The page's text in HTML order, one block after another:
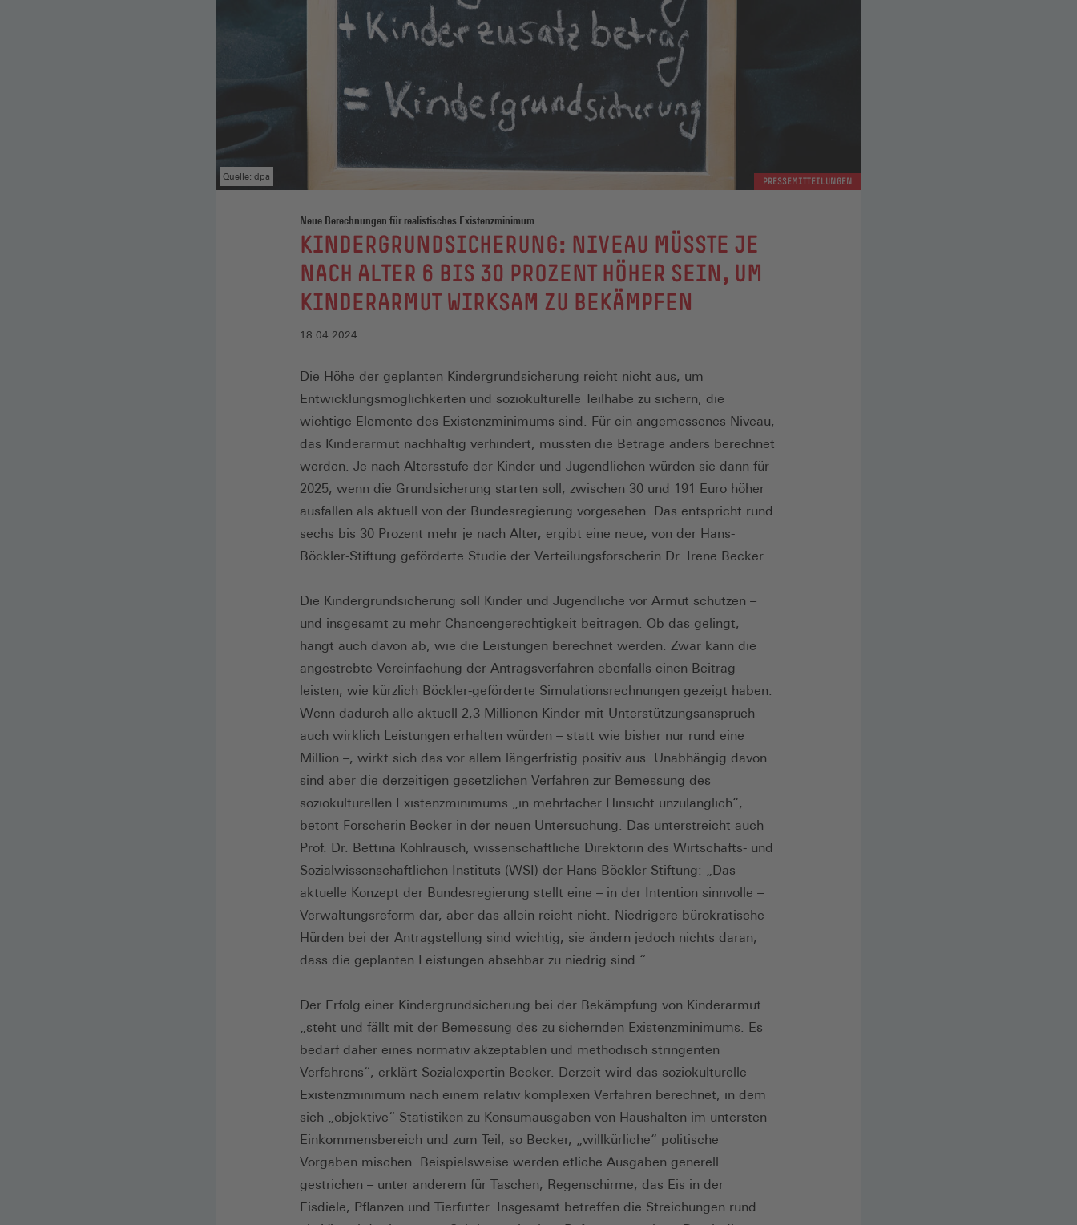
Quelle: dpa PRESSEMITTEILUNGEN
Neue Berechnungen für realistisches Existenzminimum
:
KINDERGRUNDSICHERUNG: NIVEAU MÜSSTE JE
NACH ALTER 6 BIS 30 PROZENT HÖHER SEIN, UM
KINDERARMUT WIRKSAM ZU BEKÄMPFEN
18.04.2024
Die Höhe der geplanten Kindergrundsicherung reicht nicht aus, um
Entwicklungsmöglichkeiten und soziokulturelle Teilhabe zu sichern, die
wichtige Elemente des Existenzminimums sind. Für ein angemessenes Niveau,
das Kinderarmut nachhaltig verhindert, müssten die Beträge anders berechnet
werden. Je nach Altersstufe der Kinder und Jugendlichen würden sie dann für
2025, wenn die Grundsicherung starten soll, zwischen 30 und 191 Euro höher
ausfallen als aktuell von der Bundesregierung vorgesehen. Das entspricht rund
sechs bis 30 Prozent mehr je nach Alter, ergibt eine neue, von der Hans-
Böckler-Stiftung geförderte Studie der Verteilungsforscherin Dr. Irene Becker.
Die Kindergrundsicherung soll Kinder und Jugendliche vor Armut schützen –
und insgesamt zu mehr Chancengerechtigkeit beitragen. Ob das gelingt,
hängt auch davon ab, wie die Leistungen berechnet werden. Zwar kann die
angestrebte Vereinfachung der Antragsverfahren ebenfalls einen Beitrag
leisten, wie kürzlich Böckler-geförderte Simulationsrechnungen gezeigt haben:
Wenn dadurch alle aktuell 2,3 Millionen Kinder mit Unterstützungsanspruch
auch wirklich Leistungen erhalten würden – statt wie bisher nur rund eine
Million –, wirkt sich das vor allem längerfristig positiv aus. Unabhängig davon
sind aber die derzeitigen gesetzlichen Verfahren zur Bemessung des
soziokulturellen Existenzminimums „in mehrfacher Hinsicht unzulänglich“,
betont Forscherin Becker in der neuen Untersuchung. Das unterstreicht auch
Prof. Dr. Bettina Kohlrausch, wissenschaftliche Direktorin des Wirtschafts- und
Sozialwissenschaftlichen Instituts (WSI) der Hans-Böckler-Stiftung: „Das
aktuelle Konzept der Bundesregierung stellt eine – in der Intention sinnvolle –
Verwaltungsreform dar, aber das allein reicht nicht. Niedrigere bürokratische
Hürden bei der Antragstellung sind wichtig, sie ändern jedoch nichts daran,
dass die geplanten Leistungen absehbar zu niedrig sind.“
Der Erfolg einer Kindergrundsicherung bei der Bekämpfung von Kinderarmut
„steht und fällt mit der Bemessung des zu sichernden Existenzminimums. Es
bedarf daher eines normativ akzeptablen und methodisch stringenten
Verfahrens“, erklärt Sozialexpertin Becker. Derzeit wird das soziokulturelle
Existenzminimum nach einem relativ komplexen Verfahren berechnet, in dem
sich „objektive“ Statistiken zu Konsumausgaben von Haushalten im untersten
Einkommensbereich und zum Teil, so Becker, „willkürliche“ politische
Vorgaben mischen. Beispielsweise werden etliche Ausgaben generell
gestrichen – unter anderem für Taschen, Regenschirme, das Eis in der
Eisdiele, Pflanzen und Tierfutter. Insgesamt betreffen die Streichungen rund